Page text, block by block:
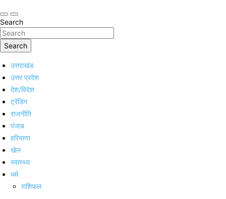
Search
Search
उत्तराखंड
उत्तर प्रदेश
देश/विदेश
ट्रेंडिंग
राजनीति
पंजाब
हरियाणा
खेल
स्वास्थ्य
धर्म
राशिफल